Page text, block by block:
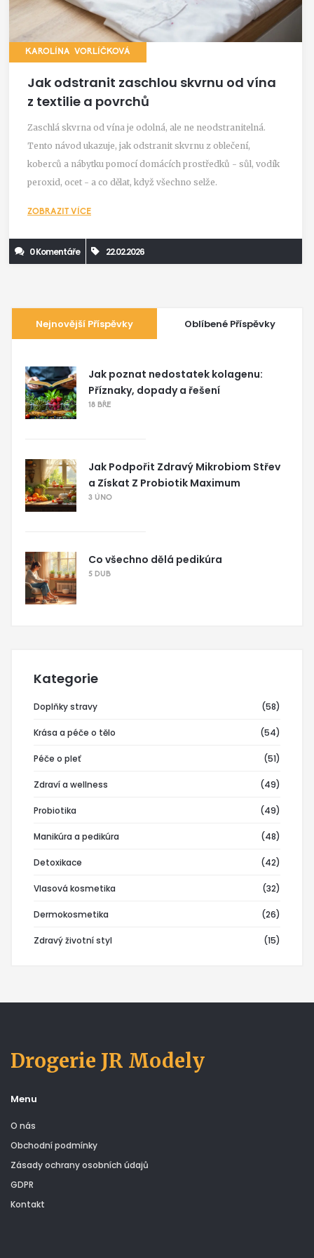
KAROLÍNA VORLÍČKOVÁ
Jak odstranit zaschlou skvrnu od vína
z textilie a povrchů
Zaschlá skvrna od vína je odolná, ale ne neodstranitelná.
Tento návod ukazuje, jak odstranit skvrnu z oblečení,
koberců a nábytku pomocí domácích prostředků - sůl, vodík
peroxid, ocet - a co dělat, když všechno selže.
ZOBRAZIT VÍCE
0 Komentáře 22.02.2026
Nejnovější Příspěvky Oblíbené Příspěvky
Jak poznat nedostatek kolagenu:
Příznaky, dopady a řešení
18 BŘE
Jak Podpořit Zdravý Mikrobiom Střev
a Získat Z Probiotik Maximum
3 ÚNO
Co všechno dělá pedikúra
5 DUB
Kategorie
Doplňky stravy (58)
Krása a péče o tělo (54)
Péče o pleť (51)
Zdraví a wellness (49)
Probiotika (49)
Manikúra a pedikúra (48)
Detoxikace (42)
Vlasová kosmetika (32)
Dermokosmetika (26)
Zdravý životní styl (15)
Drogerie JR Modely
Menu
O nás
Obchodní podmínky
Zásady ochrany osobních údajů
GDPR
Kontakt